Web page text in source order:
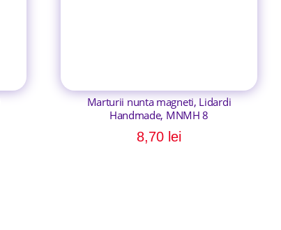
Marturii nunta magneti, Lidardi
Handmade, MNMH 8
8,70 lei